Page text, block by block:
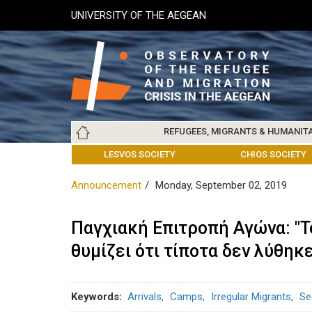
main
content
UNIVERSITY OF THE AEGEAN
Main
navigation
ABOUT
REFUGEES, MIGRANTS &
REFUGEES & MIGRANTS
LESVOS SOCIETY CHIOS SOCIETY
UNIVERSITY OF THE AEGEAN
Announcement Monday, September 02, 2019
Παγχιακή Επιτροπή Αγώνα:
θυμίζει ότι τίποτα δεν
Keywords Arrivals Camps Irregular Migrants